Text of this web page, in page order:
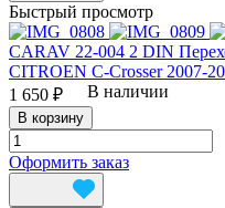
Быстрый просмотр
CARAV 22-004 2 DIN
CITROEN C-Crosser 2007-
1 650 ₽
В наличии
В корзину
Оформить заказ